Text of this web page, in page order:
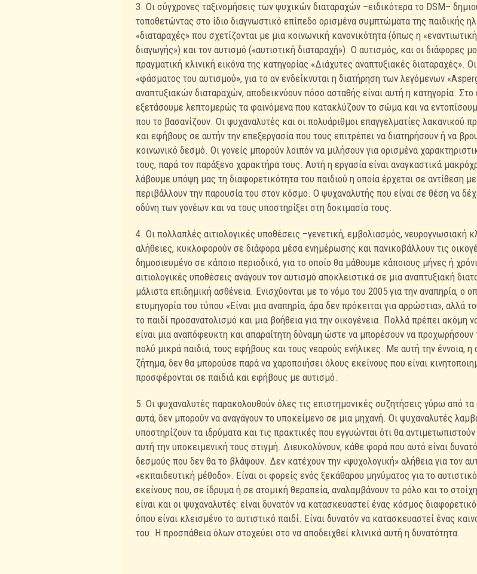
3. Οι σύγχρονες ταξινομήσεις των ψυχικών διαταραχών –ειδικότερα το DSM–
τοποθετώντας στο ίδιο διαγνωστικό επίπεδο ορισμένα συμπτώματα της παιδικής
«διαταραχές» που σχετίζονται με μια κοινωνική κανονικότητα (όπως η
διαγωγής») και τον αυτισμό («αυτιστική διαταραχή»). Ο αυτισμός, και οι διάφορες
πραγματική κλινική εικόνα της κατηγορίας «Διάχυτες αναπτυξιακές διαταραχές».
«φάσματος του αυτισμού», για το αν ενδείκνυται η διατήρηση των λεγόμενων
αναπτυξιακών διαταραχών, αποδεικνύουν πόσο ασταθής είναι αυτή η κατηγορία.
εξετάσουμε λεπτομερώς τα φαινόμενα που κατακλύζουν το σώμα και να
που το βασανίζουν. Οι ψυχαναλυτές και οι πολυάριθμοι επαγγελματίες λακανικού
και εφήβους σε αυτήν την επεξεργασία που τους επιτρέπει να διατηρήσουν ή να
κοινωνικό δεσμό. Οι γονείς μπορούν λοιπόν να μιλήσουν για ορισμένα
τους, παρά τον παράξενο χαρακτήρα τους. Αυτή η εργασία είναι αναγκαστικά
λάβουμε υπόψη μας τη διαφορετικότητα του παιδιού η οποία έρχεται σε αντίθεση
περιβάλλουν την παρουσία του στον κόσμο. Ο ψυχαναλυτής που είναι σε θέση να
οδύνη των γονέων και να τους υποστηρίξει στη δοκιμασία τους.
4. Οι πολλαπλές αιτιολογικές υποθέσεις –γενετική, εμβολιασμός, νευρογνωσιακή
αλήθειες, κυκλοφορούν σε διάφορα μέσα ενημέρωσης και πανικοβάλλουν τις
δημοσιευμένο σε κάποιο περιοδικό, για το οποίο θα μάθουμε κάποιους μήνες ή
αιτιολογικές υποθέσεις ανάγουν τον αυτισμό αποκλειστικά σε μια αναπτυξιακή
μάλιστα επιδημική ασθένεια. Ενισχύονται με το νόμο του 2005 για την αναπηρία,
ετυμηγορία του τύπου «Είναι μια αναπηρία, άρα δεν πρόκειται για αρρώστια», αλλά
το παιδί προσανατολισμό και μια βοήθεια για την οικογένεια. Πολλά πρέπει ακόμη
είναι μια αναπόφευκτη και απαραίτητη δύναμη ώστε να μπορέσουν να προχωρήσουν
πολύ μικρά παιδιά, τους εφήβους και τους νεαρούς ενήλικες. Με αυτή την έννοια,
ζήτημα, δεν θα μπορούσε παρά να χαροποιήσει όλους εκείνους που είναι
προσφέρονται σε παιδιά και εφήβους με αυτισμό.
5. Οι ψυχαναλυτές παρακολουθούν όλες τις επιστημονικές συζητήσεις γύρω από τα
αυτά, δεν μπορούν να αναγάγουν το υποκείμενο σε μια μηχανή. Οι ψυχαναλυτές
υποστηρίζουν τα ιδρύματα και τις πρακτικές που εγγυώνται ότι θα
αυτή την υποκειμενική τους στιγμή. Διευκολύνουν, κάθε φορά που αυτό είναι
δεσμούς που δεν θα το βλάψουν. Δεν κατέχουν την «ψυχολογική» αλήθεια για τον
«εκπαιδευτική μέθοδο». Είναι οι φορείς ενός ξεκάθαρου μηνύματος για το
εκείνους που, σε ίδρυμα ή σε ατομική θεραπεία, αναλαμβάνουν το ρόλο και το
είναι και οι ψυχαναλυτές: είναι δυνατόν να κατασκευαστεί ένας κόσμος
όπου είναι κλεισμένο το αυτιστικό παιδί. Είναι δυνατόν να κατασκευαστεί ένας
του. Η προσπάθεια όλων στοχεύει στο να αποδειχθεί κλινικά αυτή η δυνατότητα.